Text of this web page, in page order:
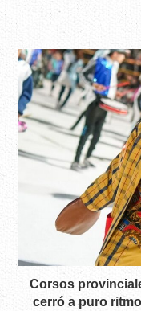
Corsos
cerró a puro